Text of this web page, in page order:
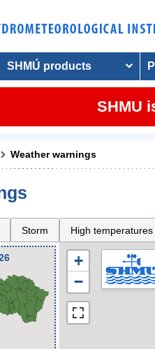
SHMÚ products
SHMU
Weather warnings
Storm High temperatures
+
−